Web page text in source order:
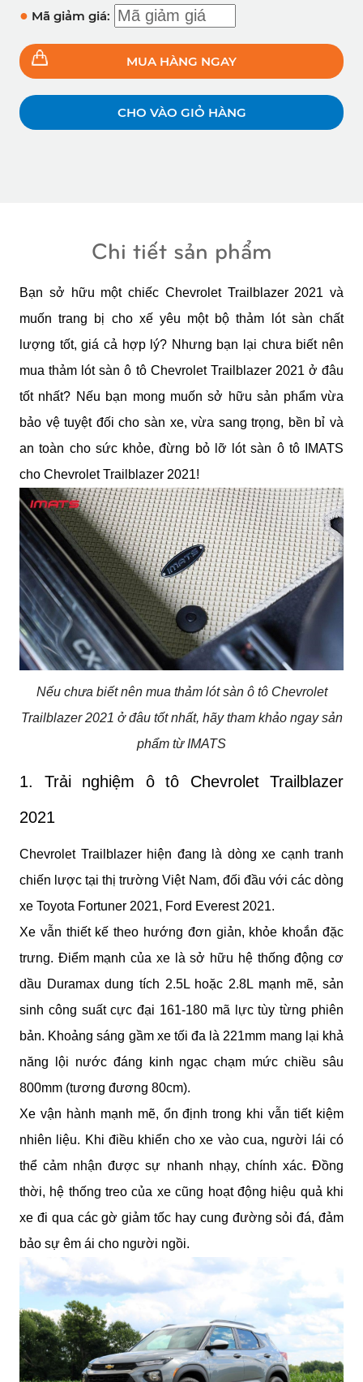
● Mã giảm giá:
MUA HÀNG NGAY
CHO VÀO GIỎ HÀNG
Chi tiết sản phẩm
Bạn sở hữu một chiếc Chevrolet Trailblazer 2021 và
muốn trang bị cho xế yêu một bộ thảm lót sàn chất
lượng tốt, giá cả hợp lý? Nhưng bạn lại chưa biết nên
mua thảm lót sàn ô tô Chevrolet Trailblazer 2021 ở đâu
tốt nhất? Nếu bạn mong muốn sở hữu sản phẩm vừa
bảo vệ tuyệt đối cho sàn xe, vừa sang trọng, bền bỉ và
an toàn cho sức khỏe, đừng bỏ lỡ lót sàn ô tô IMATS
cho Chevrolet Trailblazer 2021!
Nếu chưa biết nên mua thảm lót sàn ô tô Chevrolet
Trailblazer 2021 ở đâu tốt nhất, hãy tham khảo ngay sản
phẩm từ IMATS
1. Trải nghiệm ô tô Chevrolet Trailblazer
2021
Chevrolet Trailblazer hiện đang là dòng xe cạnh tranh
chiến lược tại thị trường Việt Nam, đối đầu với các dòng
xe Toyota Fortuner 2021, Ford Everest 2021.
Xe vẫn thiết kế theo hướng đơn giản, khỏe khoắn đặc
trưng. Điểm mạnh của xe là sở hữu hệ thống động cơ
dầu Duramax dung tích 2.5L hoặc 2.8L mạnh mẽ, sản
sinh công suất cực đại 161-180 mã lực tùy từng phiên
bản. Khoảng sáng gầm xe tối đa là 221mm mang lại khả
năng lội nước đáng kinh ngạc chạm mức chiều sâu
800mm (tương đương 80cm).
Xe vận hành mạnh mẽ, ổn định trong khi vẫn tiết kiệm
nhiên liệu. Khi điều khiển cho xe vào cua, người lái có
thể cảm nhận được sự nhanh nhạy, chính xác. Đồng
thời, hệ thống treo của xe cũng hoạt động hiệu quả khi
xe đi qua các gờ giảm tốc hay cung đường sỏi đá, đảm
bảo sự êm ái cho người ngồi.